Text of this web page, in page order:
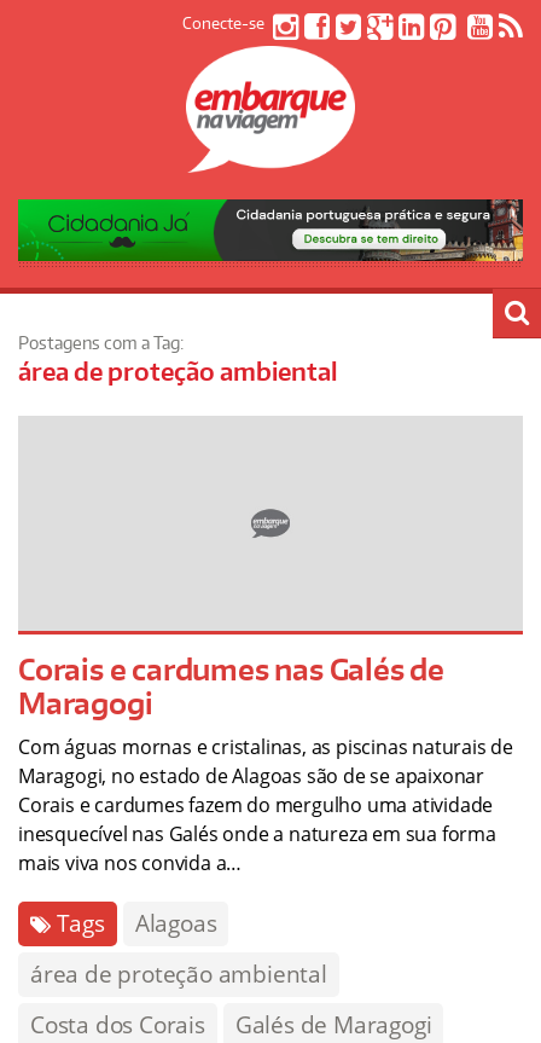
Conecte-se
Postagens com a Tag:
área de proteção ambiental
Corais e cardumes nas Galés de
Maragogi
Com águas mornas e cristalinas, as piscinas naturais de
Maragogi, no estado de Alagoas são de se apaixonar
Corais e cardumes fazem do mergulho uma atividade
inesquecível nas Galés onde a natureza em sua forma
mais viva nos convida a…
Tags
Alagoas
área de proteção ambiental
Costa dos Corais
Galés de Maragogi